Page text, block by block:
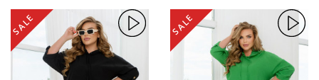
SALE SALE